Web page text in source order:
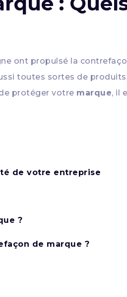
ont propulsé la
toutes sortes de
protéger votre marque, il
de votre entreprise
?
de marque ?